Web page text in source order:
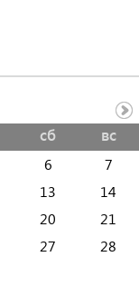
сб вс
6
7
13
14
20
21
27
28